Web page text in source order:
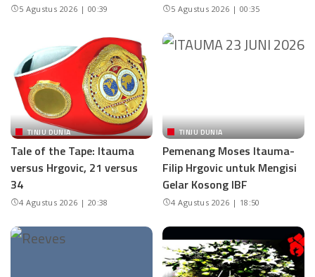
5 Agustus 2026 | 00:39 5 Agustus 2026 | 00:35
TINJU DUNIA
Tale of the Tape: Itauma
versus Hrgovic, 21 versus
34
4 Agustus 2026 | 20:38
TINJU DUNIA
Pemenang Moses Itauma-
Filip Hrgovic untuk Mengisi
Gelar Kosong IBF
4 Agustus 2026 | 18:50